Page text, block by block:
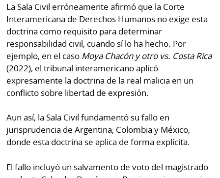
La Sala Civil erróneamente afirmó que la Corte
Interamericana de Derechos Humanos no exige esta
doctrina como requisito para determinar
responsabilidad civil, cuando sí lo ha hecho. Por
ejemplo, en el caso Moya Chacón y otro vs. Costa Rica
(2022), el tribunal interamericano aplicó
expresamente la doctrina de la real malicia en un
conflicto sobre libertad de expresión.
Aun así, la Sala Civil fundamentó su fallo en
jurisprudencia de Argentina, Colombia y México,
donde esta doctrina se aplica de forma explícita.
El fallo incluyó un salvamento de voto del magistrado